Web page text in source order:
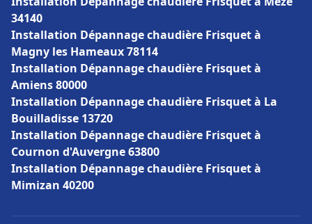
34140
Installation Dépannage chaudière Frisquet à
Magny les Hameaux 78114
Installation Dépannage chaudière Frisquet à
Amiens 80000
Installation Dépannage chaudière Frisquet à La
Bouilladisse 13720
Installation Dépannage chaudière Frisquet à
Cournon d'Auvergne 63800
Installation Dépannage chaudière Frisquet à
Mimizan 40200